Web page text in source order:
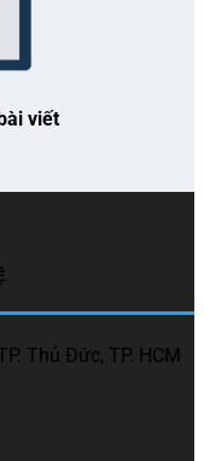
viết
Thủ Đức, TP. HCM